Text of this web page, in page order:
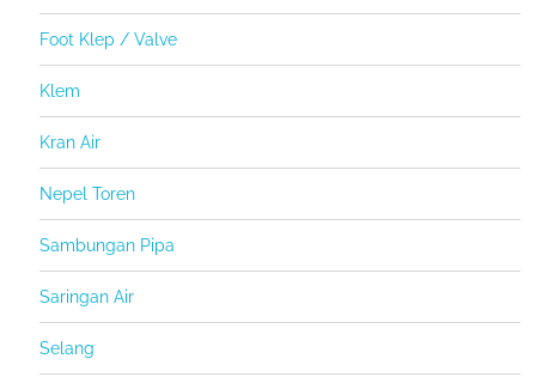
Foot Klep / Valve
Klem
Kran Air
Nepel Toren
Sambungan Pipa
Saringan Air
Selang